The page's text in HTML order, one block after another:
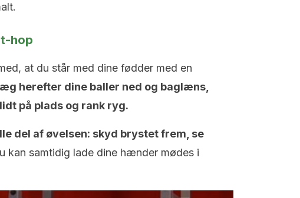
hop
at du står med dine fødder med en
herefter dine baller ned og baglæns,
på plads og rank ryg.
del af øvelsen: skyd brystet frem, se
kan samtidig lade dine hænder mødes i